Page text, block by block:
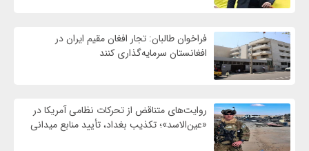
فراخوان طالبان: تجار افغان مقیم ایران در
افغانستان سرمایه‌گذاری کنند
روایت‌های متناقض از تحرکات نظامی آمریکا در
«عین‌الاسد»؛ تکذیب بغداد، تأیید منابع میدانی